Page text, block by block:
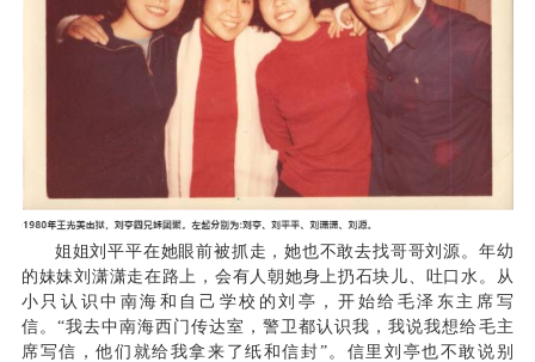
姐姐刘平平在她眼前被抓走，她也不敢去找哥哥刘源。年幼
的妹妹刘潇潇走在路上，会有人朝她身上扔石块儿、吐口水。从
小只认识中南海和自己学校的刘亭，开始给毛泽东主席写
信。“我去中南海西门传达室，警卫都认识我，我说我想给毛主
席写信，他们就给我拿来了纸和信封”。信里刘亭也不敢说别